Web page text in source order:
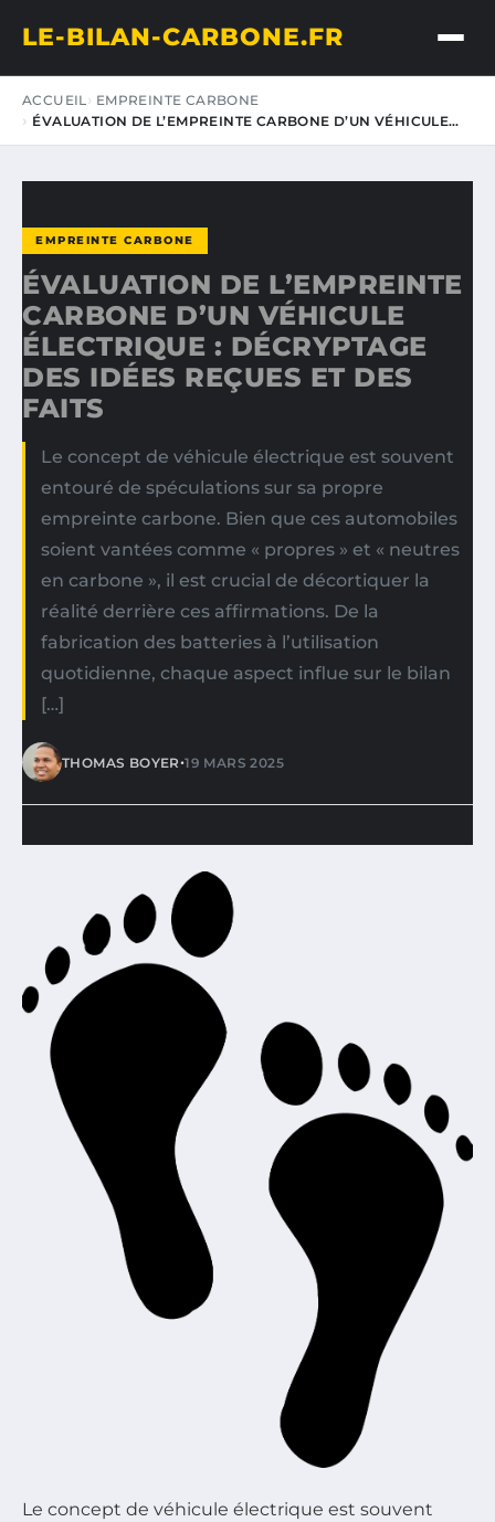
LE-BILAN-CARBONE.FR
ACCUEIL
EMPREINTE CARBONE
ÉVALUATION DE L’EMPREINTE CARBONE D’UN VÉHICULE…
EMPREINTE CARBONE
ÉVALUATION DE L’EMPREINTE
CARBONE D’UN VÉHICULE
ÉLECTRIQUE : DÉCRYPTAGE
DES IDÉES REÇUES ET DES
FAITS
Le concept de véhicule électrique est souvent
entouré de spéculations sur sa propre
empreinte carbone. Bien que ces automobiles
soient vantées comme « propres » et « neutres
en carbone », il est crucial de décortiquer la
réalité derrière ces affirmations. De la
fabrication des batteries à l’utilisation
quotidienne, chaque aspect influe sur le bilan
[…]
THOMAS BOYER•19 MARS 2025
Le concept de véhicule électrique est souvent